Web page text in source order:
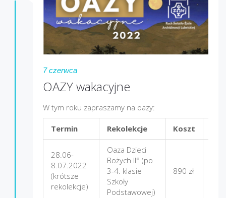
7 czerwca
OAZY wakacyjne
W tym roku zapraszamy na oazy:
Termin Rekolekcje Koszt
28.06-
8.07.2022
(krótsze
rekolekcje)
Oaza Dzieci
Bożych II° (po
3-4. klasie
Szkoły
Podstawowej)
890 zł